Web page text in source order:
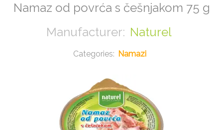
Namaz od povrća s češnjakom 75 g
Naturel
Namazi